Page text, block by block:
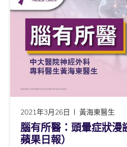
2021年3月26日 黃海東醫生
腦有所醫：頭暈症狀漫
蘋果日報）